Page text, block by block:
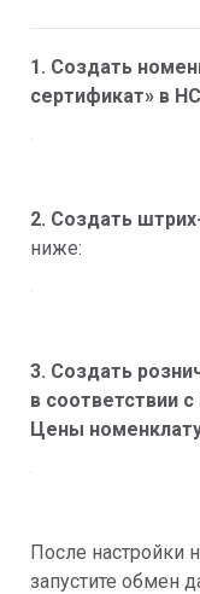
1. Создать
сертификат» в
2. Создать
ниже:
3. Создать
в соответствии
Цены
После настройки
запустите обмен